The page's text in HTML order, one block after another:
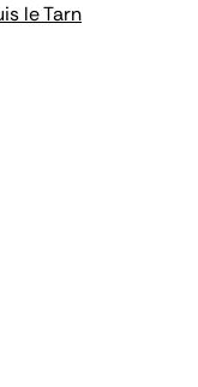
le Tarn